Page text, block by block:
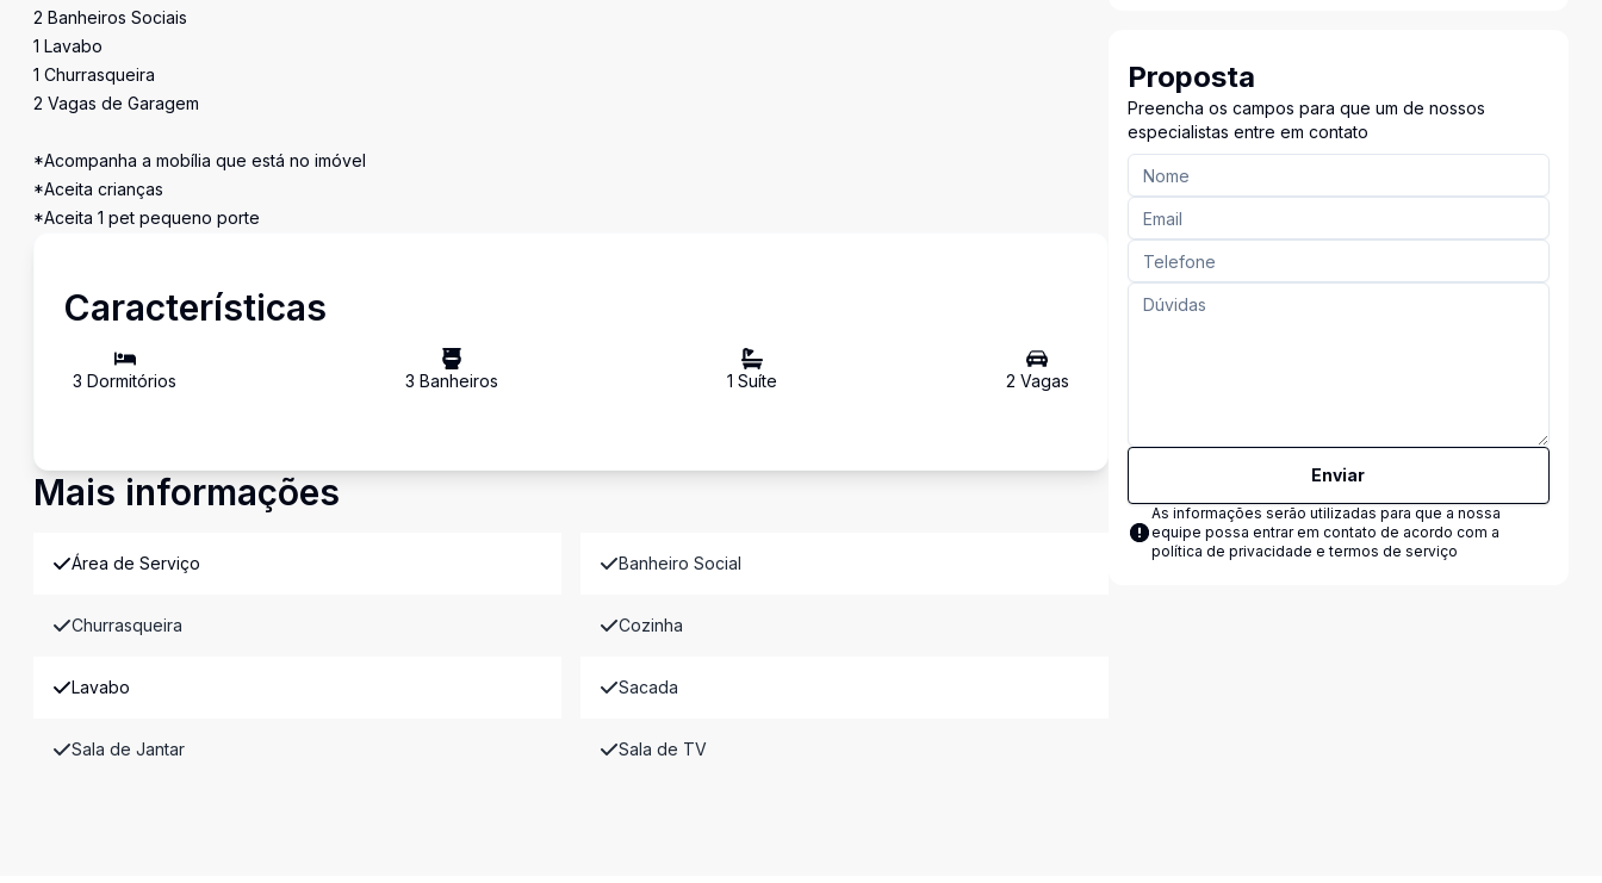
2 Banheiros Sociais
1 Lavabo
1 Churrasqueira
2 Vagas de Garagem
*Acompanha a mobília que está no imóvel
*Aceita crianças
*Aceita 1 pet pequeno porte
Características
3 Dormitórios 3 Banheiros 1 Suíte 2 Vagas
Mais informações
Área de Serviço Banheiro Social
Churrasqueira Cozinha
Lavabo Sacada
Sala de Jantar Sala de TV
Proposta
Preencha os campos para que um de nossos
especialistas entre em contato
Enviar
As informações serão utilizadas para que a nossa
equipe possa entrar em contato de acordo com a
política de privacidade e termos de serviço